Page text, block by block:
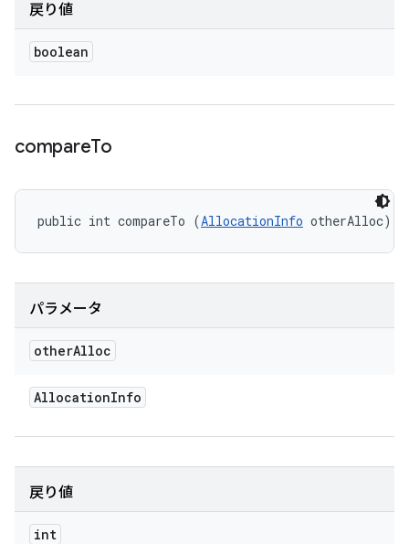
戻り値
boolean
compareTo
public int compareTo (AllocationInfo otherAlloc)
パラメータ
otherAlloc
AllocationInfo
戻り値
int